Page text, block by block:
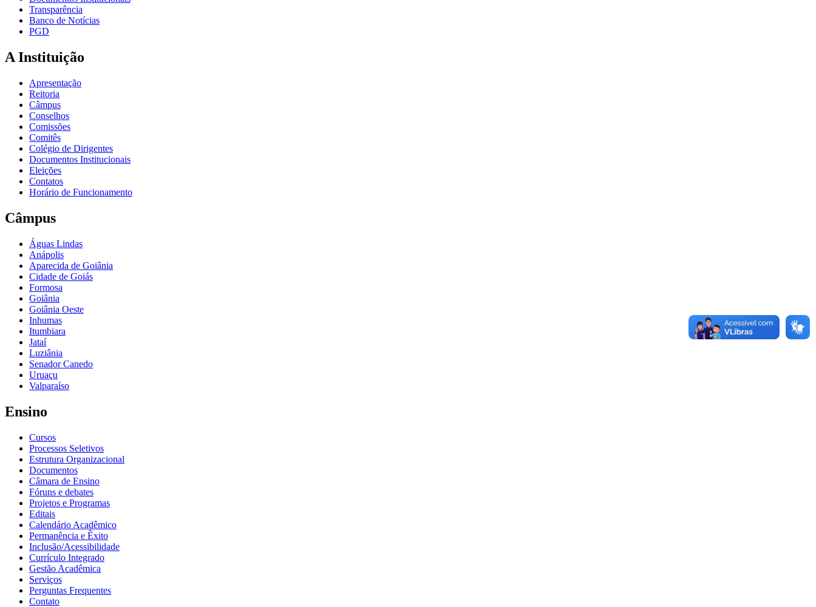
Transparência
Banco de Notícias
PGD
A Instituição
Apresentação
Reitoria
Câmpus
Conselhos
Comissões
Comitês
Colégio de Dirigentes
Documentos Institucionais
Eleições
Contatos
Horário de Funcionamento
Câmpus
Águas Lindas
Anápolis
Aparecida de Goiânia
Cidade de Goiás
Formosa
Goiânia
Goiânia Oeste
Inhumas
Itumbiara
Jataí
Luziânia
Senador Canedo
Uruaçu
Valparaíso
Ensino
Cursos
Processos Seletivos
Estrutura Organizacional
Documentos
Câmara de Ensino
Fóruns e debates
Projetos e Programas
Editais
Calendário Acadêmico
Permanência e Êxito
Inclusão/Acessibilidade
Currículo Integrado
Gestão Acadêmica
Serviços
Perguntas Frequentes
Contato